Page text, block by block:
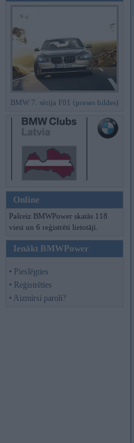
BMW 7. sērija F01 (preses bildes)
Online
Pašreiz BMWPower skatās 118
viesi un 6 reģistrēti lietotāji.
Ienākt BMWPower
• Pieslēgties
• Reģistrēties
• Aizmirsi paroli?